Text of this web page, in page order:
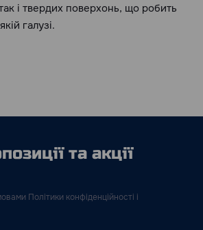
і твердих поверхонь, що робить
галузі.
та акції
Політики конфіденційності і